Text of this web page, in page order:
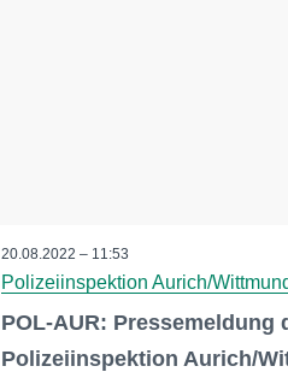
20.08.2022 – 11:53
Polizeiinspektion Aurich/
POL-AUR: Pressemeldung
Polizeiinspektion Aurich/